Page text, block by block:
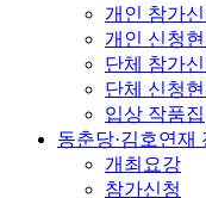
개인 참가
개인 신청
단체 참가
단체 신청
입상 작품집
동춘당·김호연재
개최요강
참가신청